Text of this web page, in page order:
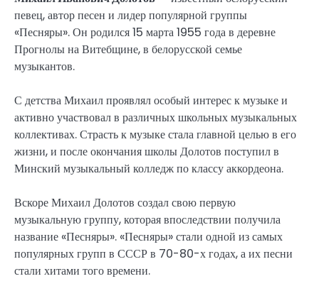
певец, автор песен и лидер популярной группы
«Песняры». Он родился 15 марта 1955 года в деревне
Прогнолы на Витебщине, в белорусской семье
музыкантов.
С детства Михаил проявлял особый интерес к музыке и
активно участвовал в различных школьных музыкальных
коллективах. Страсть к музыке стала главной целью в его
жизни, и после окончания школы Долотов поступил в
Минский музыкальный колледж по классу аккордеона.
Вскоре Михаил Долотов создал свою первую
музыкальную группу, которая впоследствии получила
название «Песняры». «Песняры» стали одной из самых
популярных групп в СССР в 70-80-х годах, а их песни
стали хитами того времени.